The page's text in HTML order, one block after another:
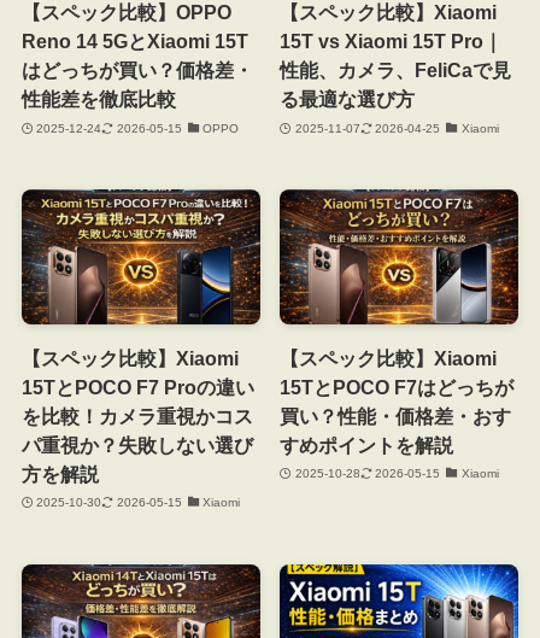
【スペック比較】OPPO
Reno 14 5GとXiaomi 15T
はどっちが買い？価格差・
性能差を徹底比較
2025-12-24 2026-05-15 OPPO
【スペック比較】Xiaomi
15T vs Xiaomi 15T Pro｜
性能、カメラ、FeliCaで見
る最適な選び方
2025-11-07 2026-04-25 Xiaomi
【スペック比較】Xiaomi
15TとPOCO F7 Proの違い
を比較！カメラ重視かコス
パ重視か？失敗しない選び
方を解説
2025-10-30 2026-05-15 Xiaomi
【スペック比較】Xiaomi
15TとPOCO F7はどっちが
買い？性能・価格差・おす
すめポイントを解説
2025-10-28 2026-05-15 Xiaomi